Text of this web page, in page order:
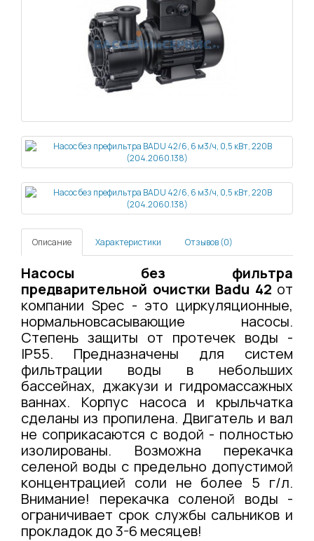
Описание Характеристики Отзывов (0)
Насосы без фильтра
предварительной очистки Badu 42 от
компании Spec - это циркуляционные,
нормальновсасывающие насосы.
Степень защиты от протечек воды -
IP55. Предназначены для систем
фильтрации воды в небольших
бассейнах, джакузи и гидромассажных
ваннах. Корпус насоса и крыльчатка
сделаны из пропилена. Двигатель и вал
не соприкасаются с водой - полностью
изолированы. Возможна перекачка
селеной воды с предельно допустимой
концентрацией соли не более 5 г/л.
Внимание! перекачка соленой воды -
ограничивает срок службы сальников и
прокладок до 3-6 месяцев!